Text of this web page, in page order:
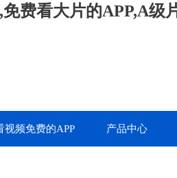
费看大片的APP,A级
视频免费的APP 产品中心